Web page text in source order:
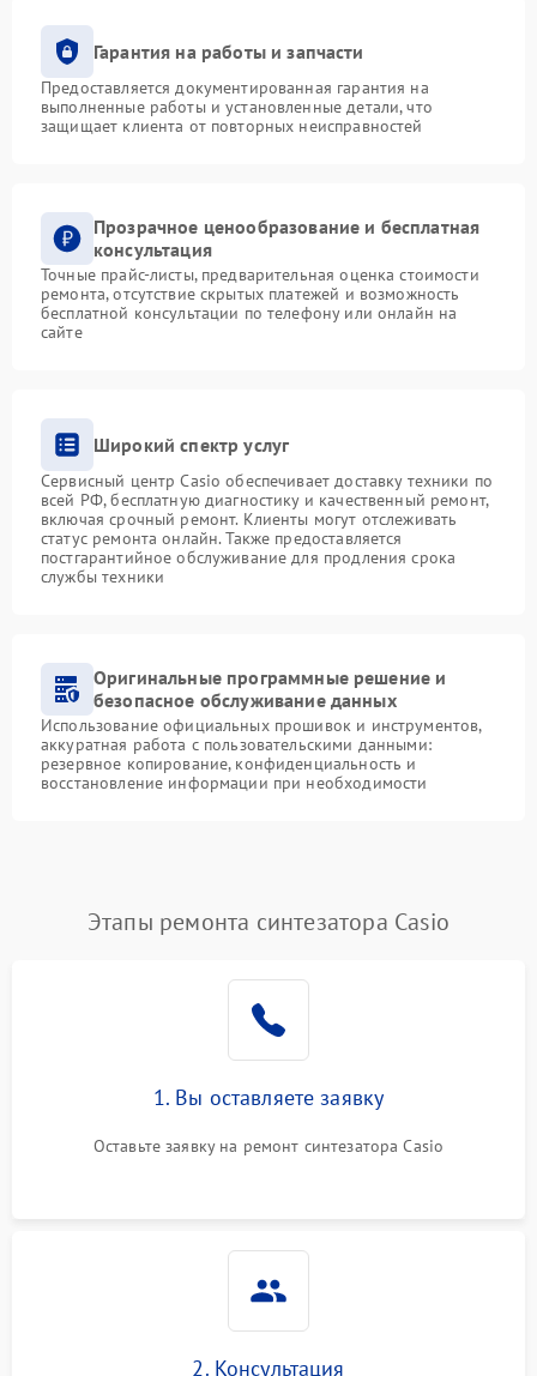
Гарантия на работы и запчасти
Предоставляется документированная гарантия на
выполненные работы и установленные детали, что
защищает клиента от повторных неисправностей
Прозрачное ценообразование и бесплатная
консультация
Точные прайс-листы, предварительная оценка стоимости
ремонта, отсутствие скрытых платежей и возможность
бесплатной консультации по телефону или онлайн на
сайте
Широкий спектр услуг
Сервисный центр Casio обеспечивает доставку техники по
всей РФ, бесплатную диагностику и качественный ремонт,
включая срочный ремонт. Клиенты могут отслеживать
статус ремонта онлайн. Также предоставляется
постгарантийное обслуживание для продления срока
службы техники
Оригинальные программные решение и
безопасное обслуживание данных
Использование официальных прошивок и инструментов,
аккуратная работа с пользовательскими данными:
резервное копирование, конфиденциальность и
восстановление информации при необходимости
Этапы ремонта синтезатора Casio
1. Вы оставляете заявку
Оставьте заявку на ремонт синтезатора Casio
2. Консультация